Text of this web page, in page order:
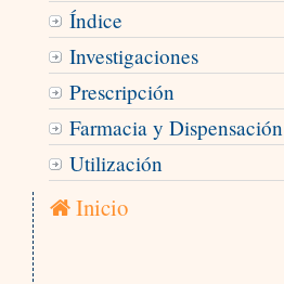
Índice
Investigaciones
Prescripción
Farmacia y Dispensación
Utilización
Inicio